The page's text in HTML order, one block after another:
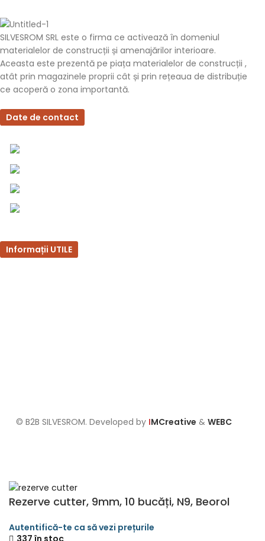
SILVESROM SRL este o firma ce activează în domeniul
materialelor de construcții și amenajărilor interioare.
Aceasta este prezentă pe piața materialelor de construcții ,
atât prin magazinele proprii cât și prin rețeaua de distribuție
ce acoperă o zona importantă.
Date de contact
Informații UTILE
© B2B SILVESROM. Developed by IMCreative & WEBC
Rezerve cutter, 9mm, 10 bucăți, N9, Beorol
337 în stoc